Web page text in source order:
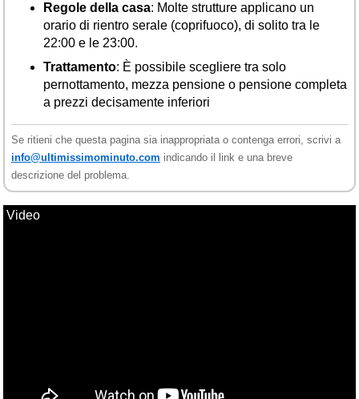
Regole della casa: Molte strutture applicano un
orario di rientro serale (coprifuoco), di solito tra le
22:00 e le 23:00.
Trattamento: È possibile scegliere tra solo
pernottamento, mezza pensione o pensione completa
a prezzi decisamente inferiori
Se ritieni che questa pagina sia inappropriata o contenga errori, scrivi a
info@ultimissimominuto.com indicando il link e una breve
descrizione del problema.
Video